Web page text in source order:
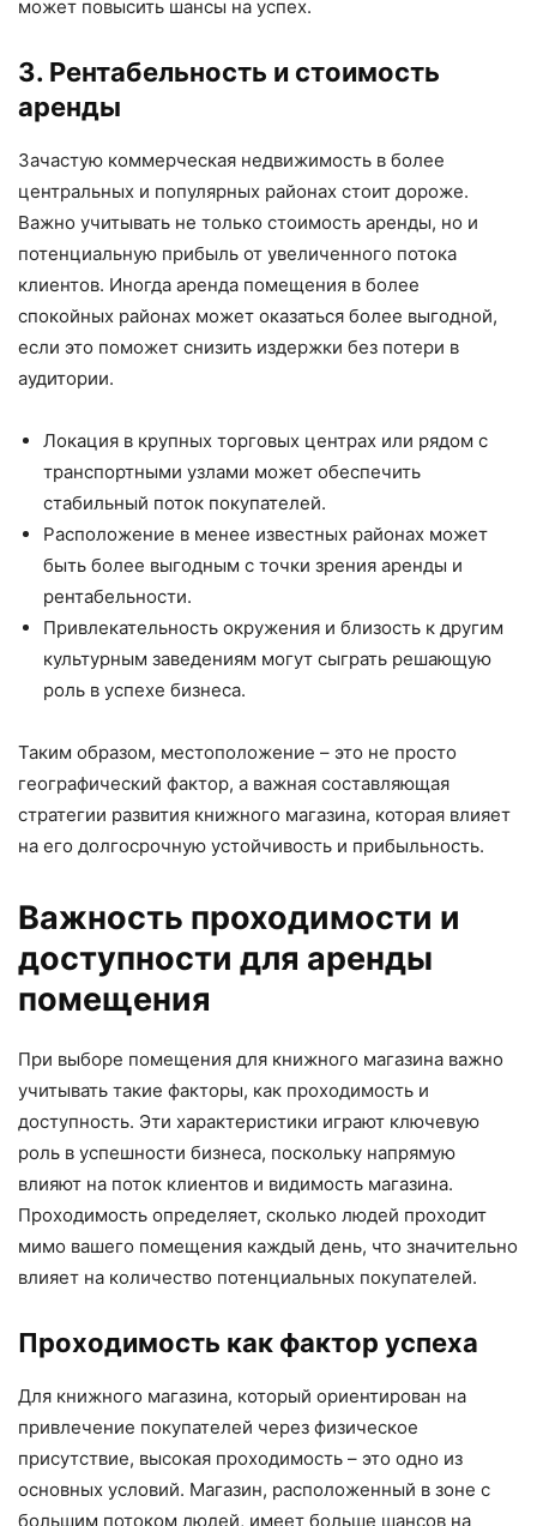
может повысить шансы на успех.
3. Рентабельность и стоимость
аренды
Зачастую коммерческая недвижимость в более
центральных и популярных районах стоит дороже.
Важно учитывать не только стоимость аренды, но и
потенциальную прибыль от увеличенного потока
клиентов. Иногда аренда помещения в более
спокойных районах может оказаться более выгодной,
если это поможет снизить издержки без потери в
аудитории.
Локация в крупных торговых центрах или рядом с
транспортными узлами может обеспечить
стабильный поток покупателей.
Расположение в менее известных районах может
быть более выгодным с точки зрения аренды и
рентабельности.
Привлекательность окружения и близость к другим
культурным заведениям могут сыграть решающую
роль в успехе бизнеса.
Таким образом, местоположение – это не просто
географический фактор, а важная составляющая
стратегии развития книжного магазина, которая влияет
на его долгосрочную устойчивость и прибыльность.
Важность проходимости и
доступности для аренды
помещения
При выборе помещения для книжного магазина важно
учитывать такие факторы, как проходимость и
доступность. Эти характеристики играют ключевую
роль в успешности бизнеса, поскольку напрямую
влияют на поток клиентов и видимость магазина.
Проходимость определяет, сколько людей проходит
мимо вашего помещения каждый день, что значительно
влияет на количество потенциальных покупателей.
Проходимость как фактор успеха
Для книжного магазина, который ориентирован на
привлечение покупателей через физическое
присутствие, высокая проходимость – это одно из
основных условий. Магазин, расположенный в зоне с
большим потоком людей, имеет больше шансов на